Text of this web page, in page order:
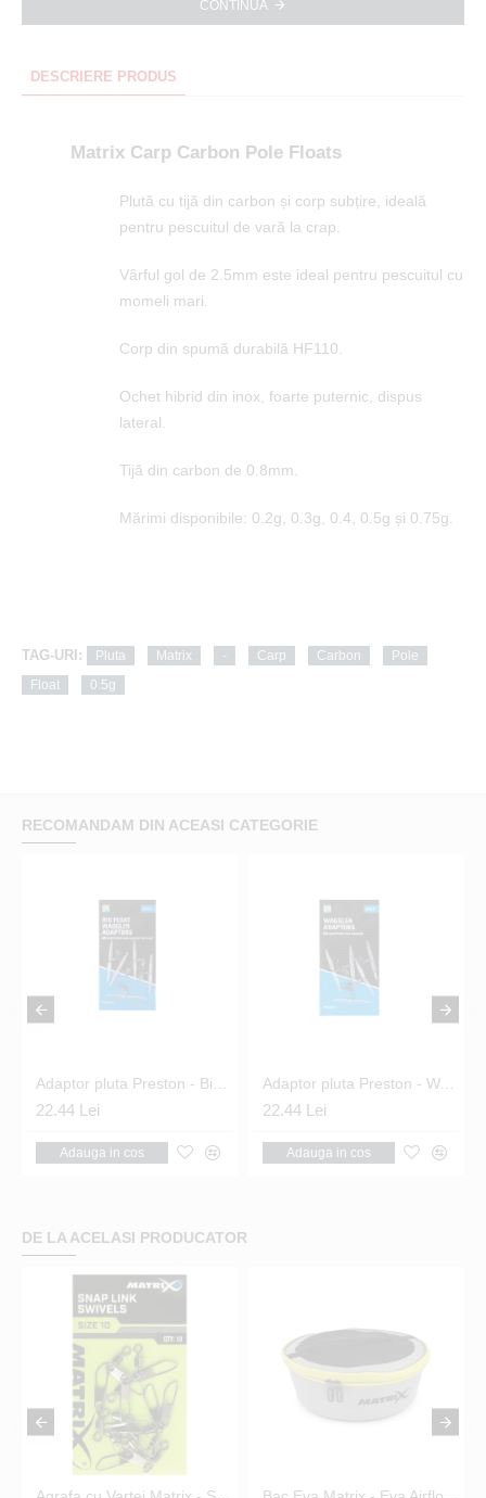
CONTINUA
DESCRIERE PRODUS
Matrix Carp Carbon Pole Floats
Plută cu tijă din carbon și corp subțire, ideală
pentru pescuitul de vară la crap.
Vârful gol de 2.5mm este ideal pentru pescuitul cu
momeli mari.
Corp din spumă durabilă HF110.
Ochet hibrid din inox, foarte puternic, dispus
lateral.
Tijă din carbon de 0.8mm.
Mărimi disponibile: 0.2g, 0.3g, 0.4, 0.5g și 0.75g.
TAG-URI: Pluta Matrix - Carp Carbon
Pole
Float
0.5g
RECOMANDAM DIN ACEASI CATEGORIE
22.44 Lei
Adauga in cos
Adaptor pluta Preston - Waggler Adaptors
22.44 Lei
Adauga in cos
DE LA ACELASI PRODUCATOR